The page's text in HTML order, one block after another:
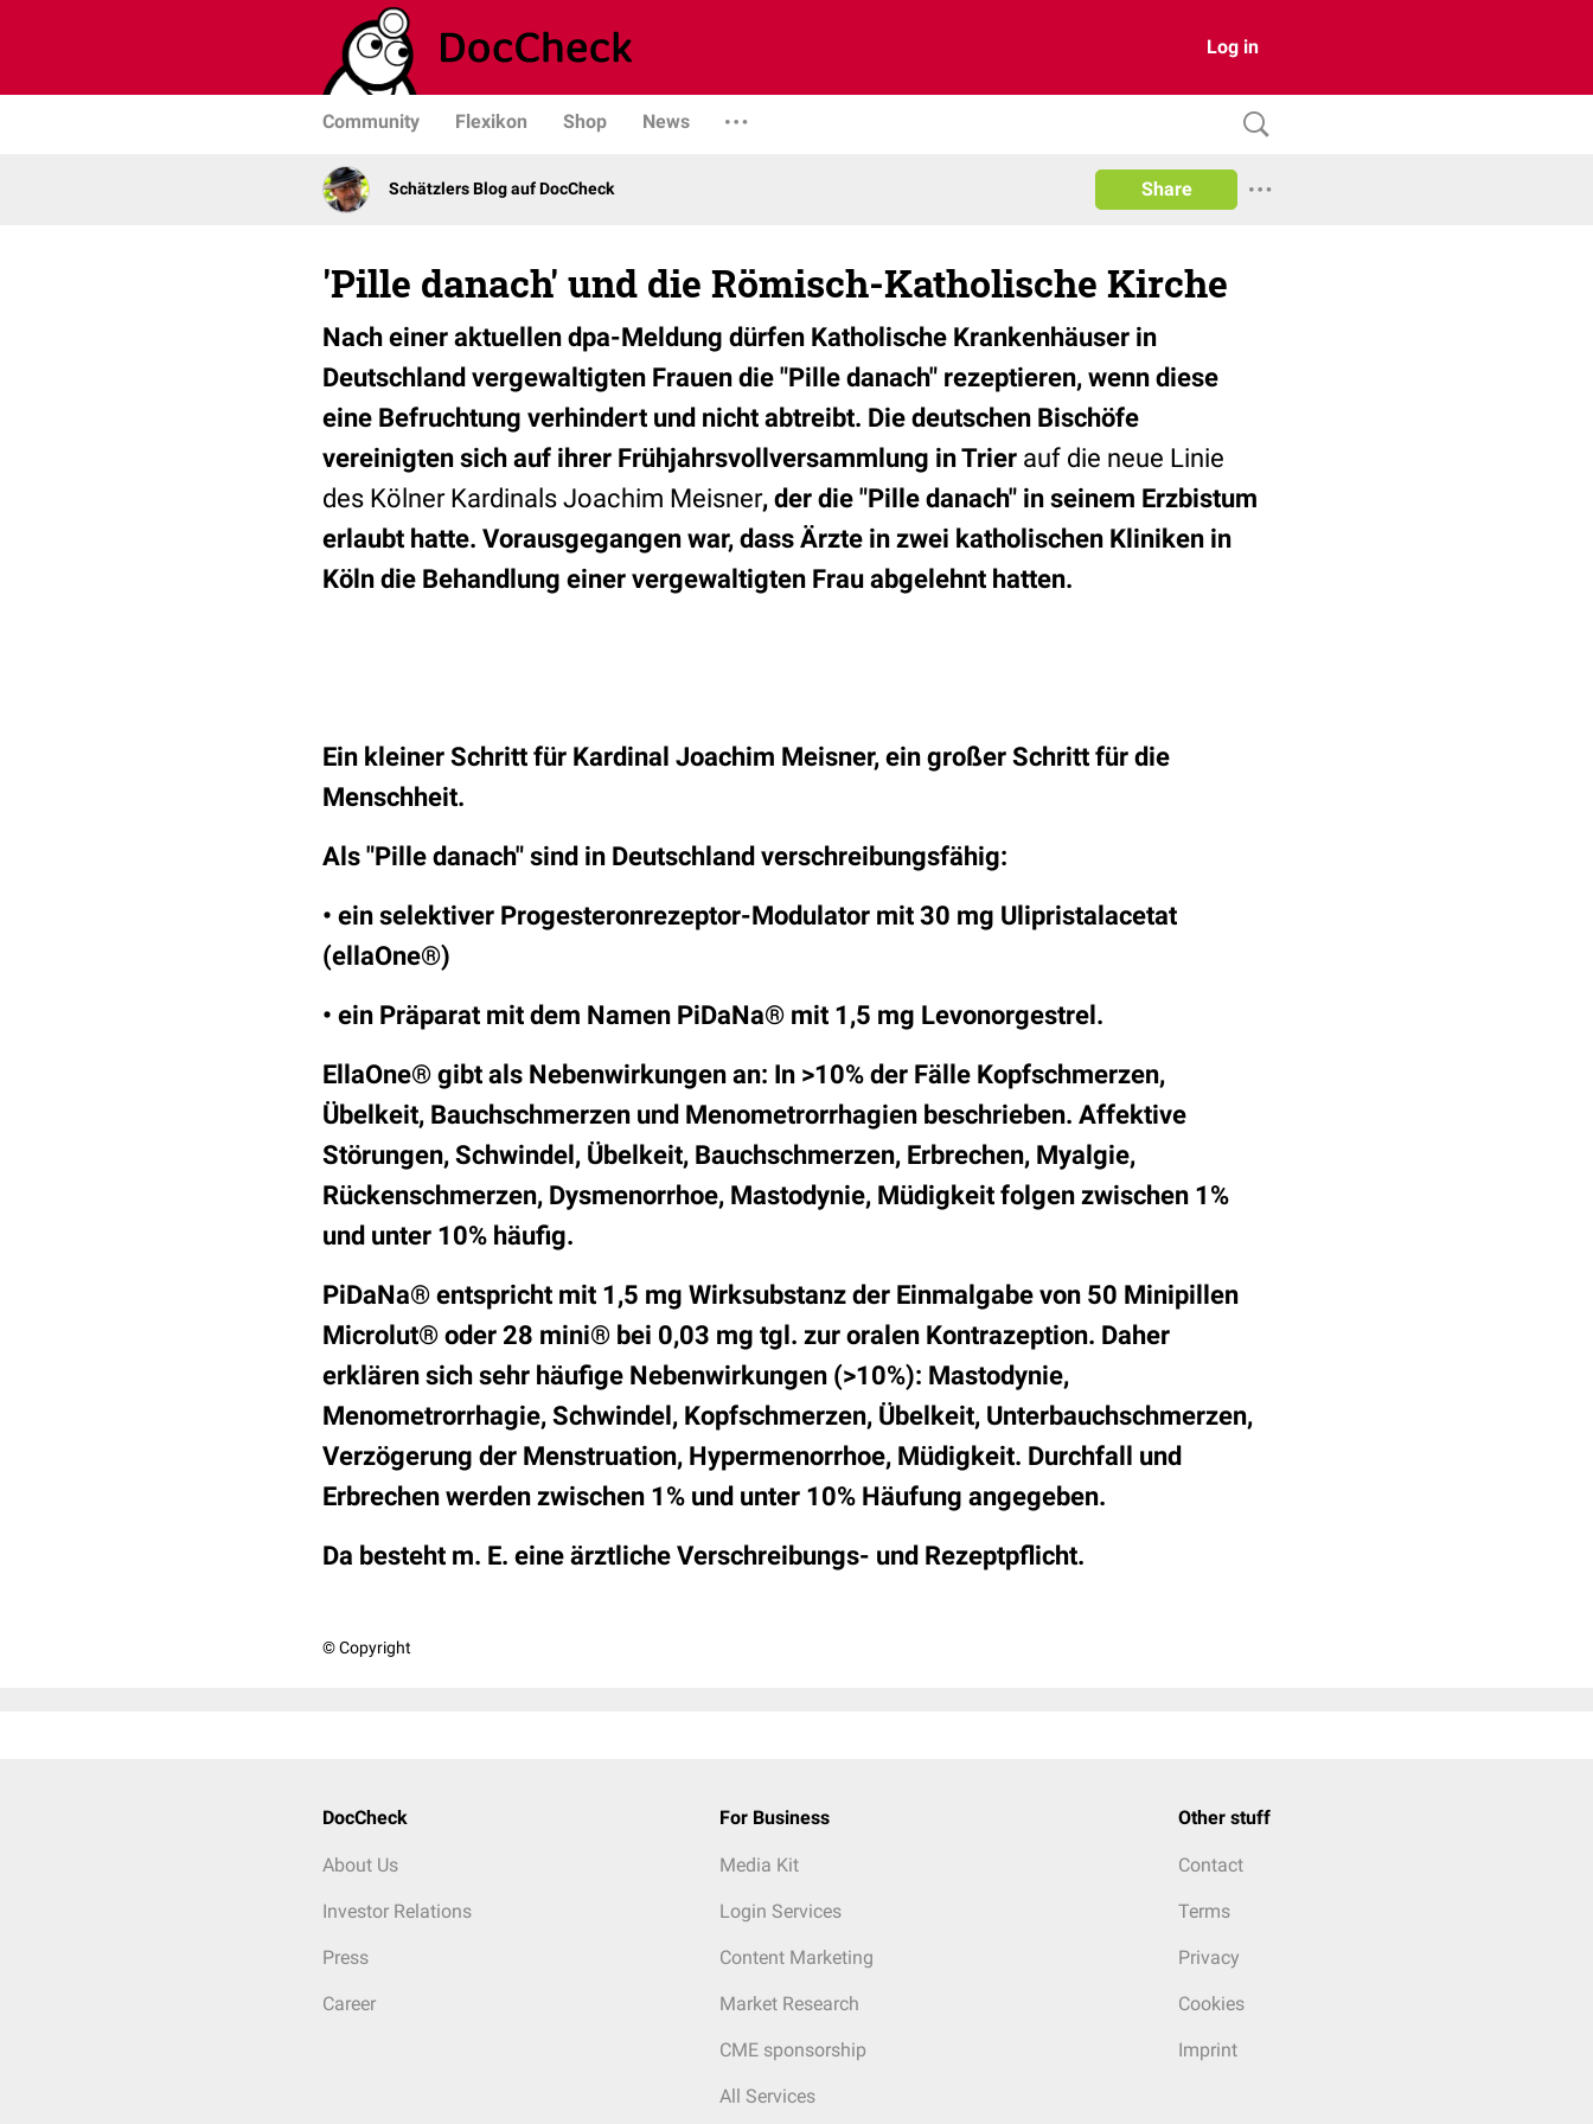
Log in
Community Flexikon Shop News
Schätzlers Blog auf DocCheck Share
'Pille danach' und die Römisch-Katholische Kirche
Nach einer aktuellen dpa-Meldung dürfen Katholische Krankenhäuser in
Deutschland vergewaltigten Frauen die "Pille danach" rezeptieren, wenn diese
eine Befruchtung verhindert und nicht abtreibt. Die deutschen Bischöfe
vereinigten sich auf ihrer Frühjahrsvollversammlung in Trier auf die neue Linie
des Kölner Kardinals Joachim Meisner, der die "Pille danach" in seinem Erzbistum
erlaubt hatte. Vorausgegangen war, dass Ärzte in zwei katholischen Kliniken in
Köln die Behandlung einer vergewaltigten Frau abgelehnt hatten.
Ein kleiner Schritt für Kardinal Joachim Meisner, ein großer Schritt für die
Menschheit.
Als "Pille danach" sind in Deutschland verschreibungsfähig:
• ein selektiver Progesteronrezeptor-Modulator mit 30 mg Ulipristalacetat
(ellaOne®)
• ein Präparat mit dem Namen PiDaNa® mit 1,5 mg Levonorgestrel.
EllaOne® gibt als Nebenwirkungen an: In >10% der Fälle Kopfschmerzen,
Übelkeit, Bauchschmerzen und Menometrorrhagien beschrieben. Affektive
Störungen, Schwindel, Übelkeit, Bauchschmerzen, Erbrechen, Myalgie,
Rückenschmerzen, Dysmenorrhoe, Mastodynie, Müdigkeit folgen zwischen 1%
und unter 10% häufig.
PiDaNa® entspricht mit 1,5 mg Wirksubstanz der Einmalgabe von 50 Minipillen
Microlut® oder 28 mini® bei 0,03 mg tgl. zur oralen Kontrazeption. Daher
erklären sich sehr häufige Nebenwirkungen (>10%): Mastodynie,
Menometrorrhagie, Schwindel, Kopfschmerzen, Übelkeit, Unterbauchschmerzen,
Verzögerung der Menstruation, Hypermenorrhoe, Müdigkeit. Durchfall und
Erbrechen werden zwischen 1% und unter 10% Häufung angegeben.
Da besteht m. E. eine ärztliche Verschreibungs- und Rezeptpflicht.
© Copyright
DocCheck
About Us
Investor Relations
Press
Career
For Business
Media Kit
Login Services
Content Marketing
Market Research
CME sponsorship
All Services
Other stuff
Contact
Terms
Privacy
Cookies
Imprint